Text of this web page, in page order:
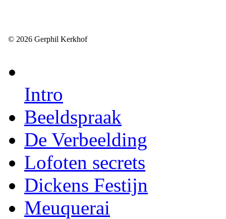
© 2026 Gerphil Kerkhof
Intro
Beeldspraak
De Verbeelding
Lofoten secrets
Dickens Festijn
Meuquerai